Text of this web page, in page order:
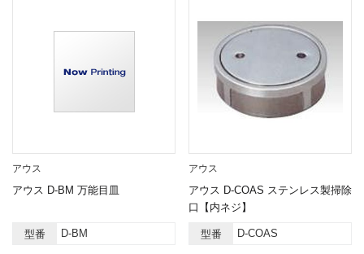
アウス
アウス D-BM 万能目皿
型番 D-BM
アウス
アウス D-COAS ステンレス製掃除
口【内ネジ】
型番 D-COAS